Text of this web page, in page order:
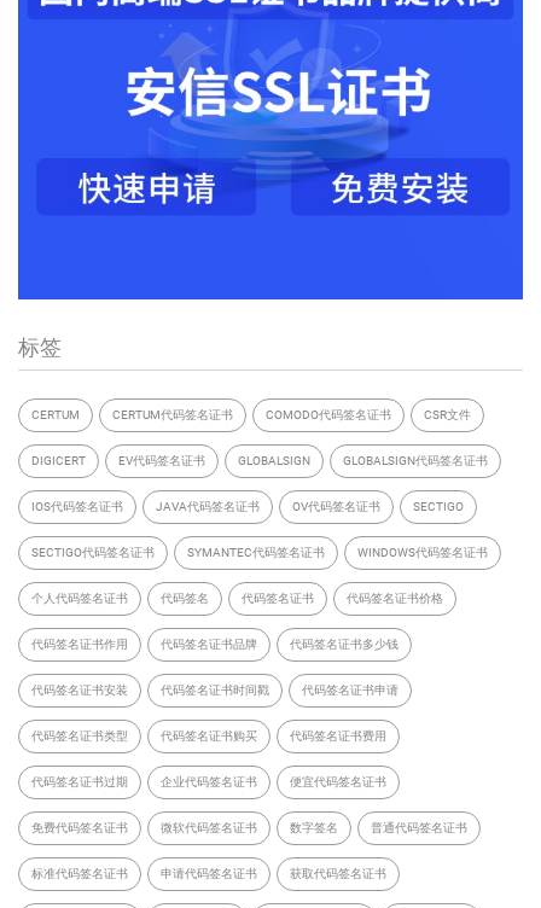
标签
CERTUM CERTUM代码签名证书 COMODO代码签名证书 CSR文件
DIGICERT EV代码签名证书 GLOBALSIGN GLOBALSIGN代码签名证书
IOS代码签名证书 JAVA代码签名证书 OV代码签名证书 SECTIGO
SECTIGO代码签名证书 SYMANTEC代码签名证书 WINDOWS代码签名证书
个人代码签名证书 代码签名 代码签名证书 代码签名证书价格
代码签名证书作用 代码签名证书品牌 代码签名证书多少钱
代码签名证书安装 代码签名证书时间戳 代码签名证书申请
代码签名证书类型 代码签名证书购买 代码签名证书费用
代码签名证书过期 企业代码签名证书 便宜代码签名证书
免费代码签名证书 微软代码签名证书 数字签名 普通代码签名证书
标准代码签名证书 申请代码签名证书 获取代码签名证书